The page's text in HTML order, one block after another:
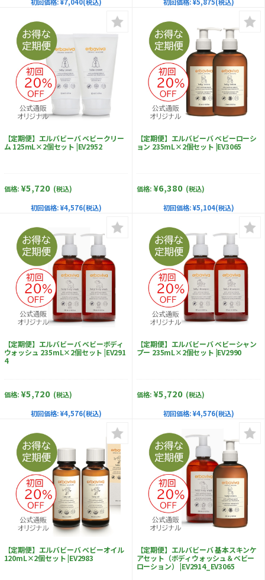
【定期便】エルバビーバ ベビークリー
ム 125mL×2個セット |EV2952
価格: ¥5,720 (税込)
初回価格: ¥4,576(税込)
【定期便】エルバビーバ ベビーローシ
ョン 235mL×2個セット |EV3065
価格: ¥6,380 (税込)
初回価格: ¥5,104(税込)
【定期便】エルバビーバ ベビーボディ
ウォッシュ 235mL×2個セット |EV291
4
価格: ¥5,720 (税込)
初回価格: ¥4,576(税込)
【定期便】エルバビーバ ベビーシャン
プー 235mL×2個セット |EV2990
価格: ¥5,720 (税込)
初回価格: ¥4,576(税込)
【定期便】エルバビーバ ベビーオイル
120mL×2個セット |EV2983
【定期便】エルバビーバ 基本スキンケ
アセット（ボディウォッシュ＆ベビー
ローション） |EV2914_EV3065